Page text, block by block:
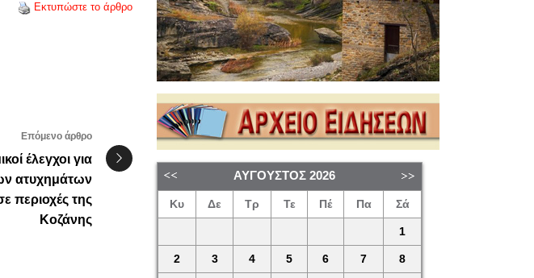
Εκτυπώστε το άρθρο
Επόμενο άρθρο
έλεγχοι για
ατυχημάτων
περιοχές της
Κοζάνης
ΑΎΓΟΥΣΤΟΣ 2026
Κυ Δε Τρ Τε Πέ Πα Σά
1
2 3 4 5 6 7 8